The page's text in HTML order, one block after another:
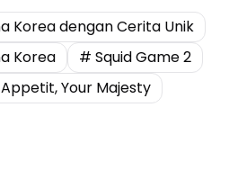
Korea dengan Cerita Unik
Korea
# Squid Game 2
Your Majesty